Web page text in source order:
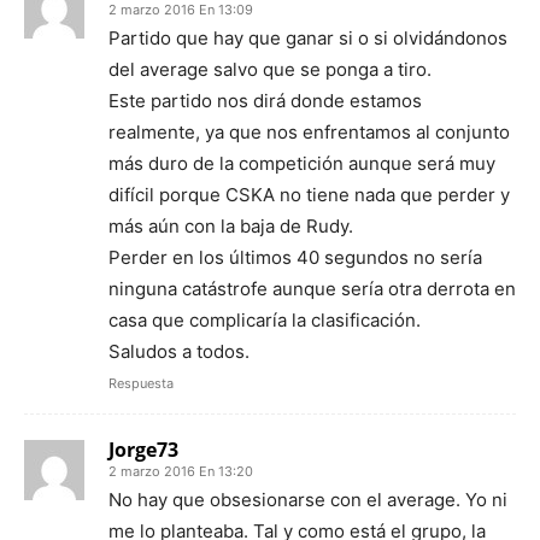
2 marzo 2016 En 13:09
Partido que hay que ganar si o si olvidándonos
del average salvo que se ponga a tiro.
Este partido nos dirá donde estamos
realmente, ya que nos enfrentamos al conjunto
más duro de la competición aunque será muy
difícil porque CSKA no tiene nada que perder y
más aún con la baja de Rudy.
Perder en los últimos 40 segundos no sería
ninguna catástrofe aunque sería otra derrota en
casa que complicaría la clasificación.
Saludos a todos.
Respuesta
Jorge73
2 marzo 2016 En 13:20
No hay que obsesionarse con el average. Yo ni
me lo planteaba. Tal y como está el grupo, la